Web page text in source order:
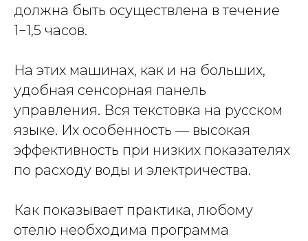
должна быть осуществлена в течение
1−1,5 часов.
На этих машинах, как и на больших,
удобная сенсорная панель
управления. Вся текстовка на русском
языке. Их особенность — высокая
эффективность при низких показателях
по расходу воды и электричества.
Как показывает практика, любому
отелю необходима программа